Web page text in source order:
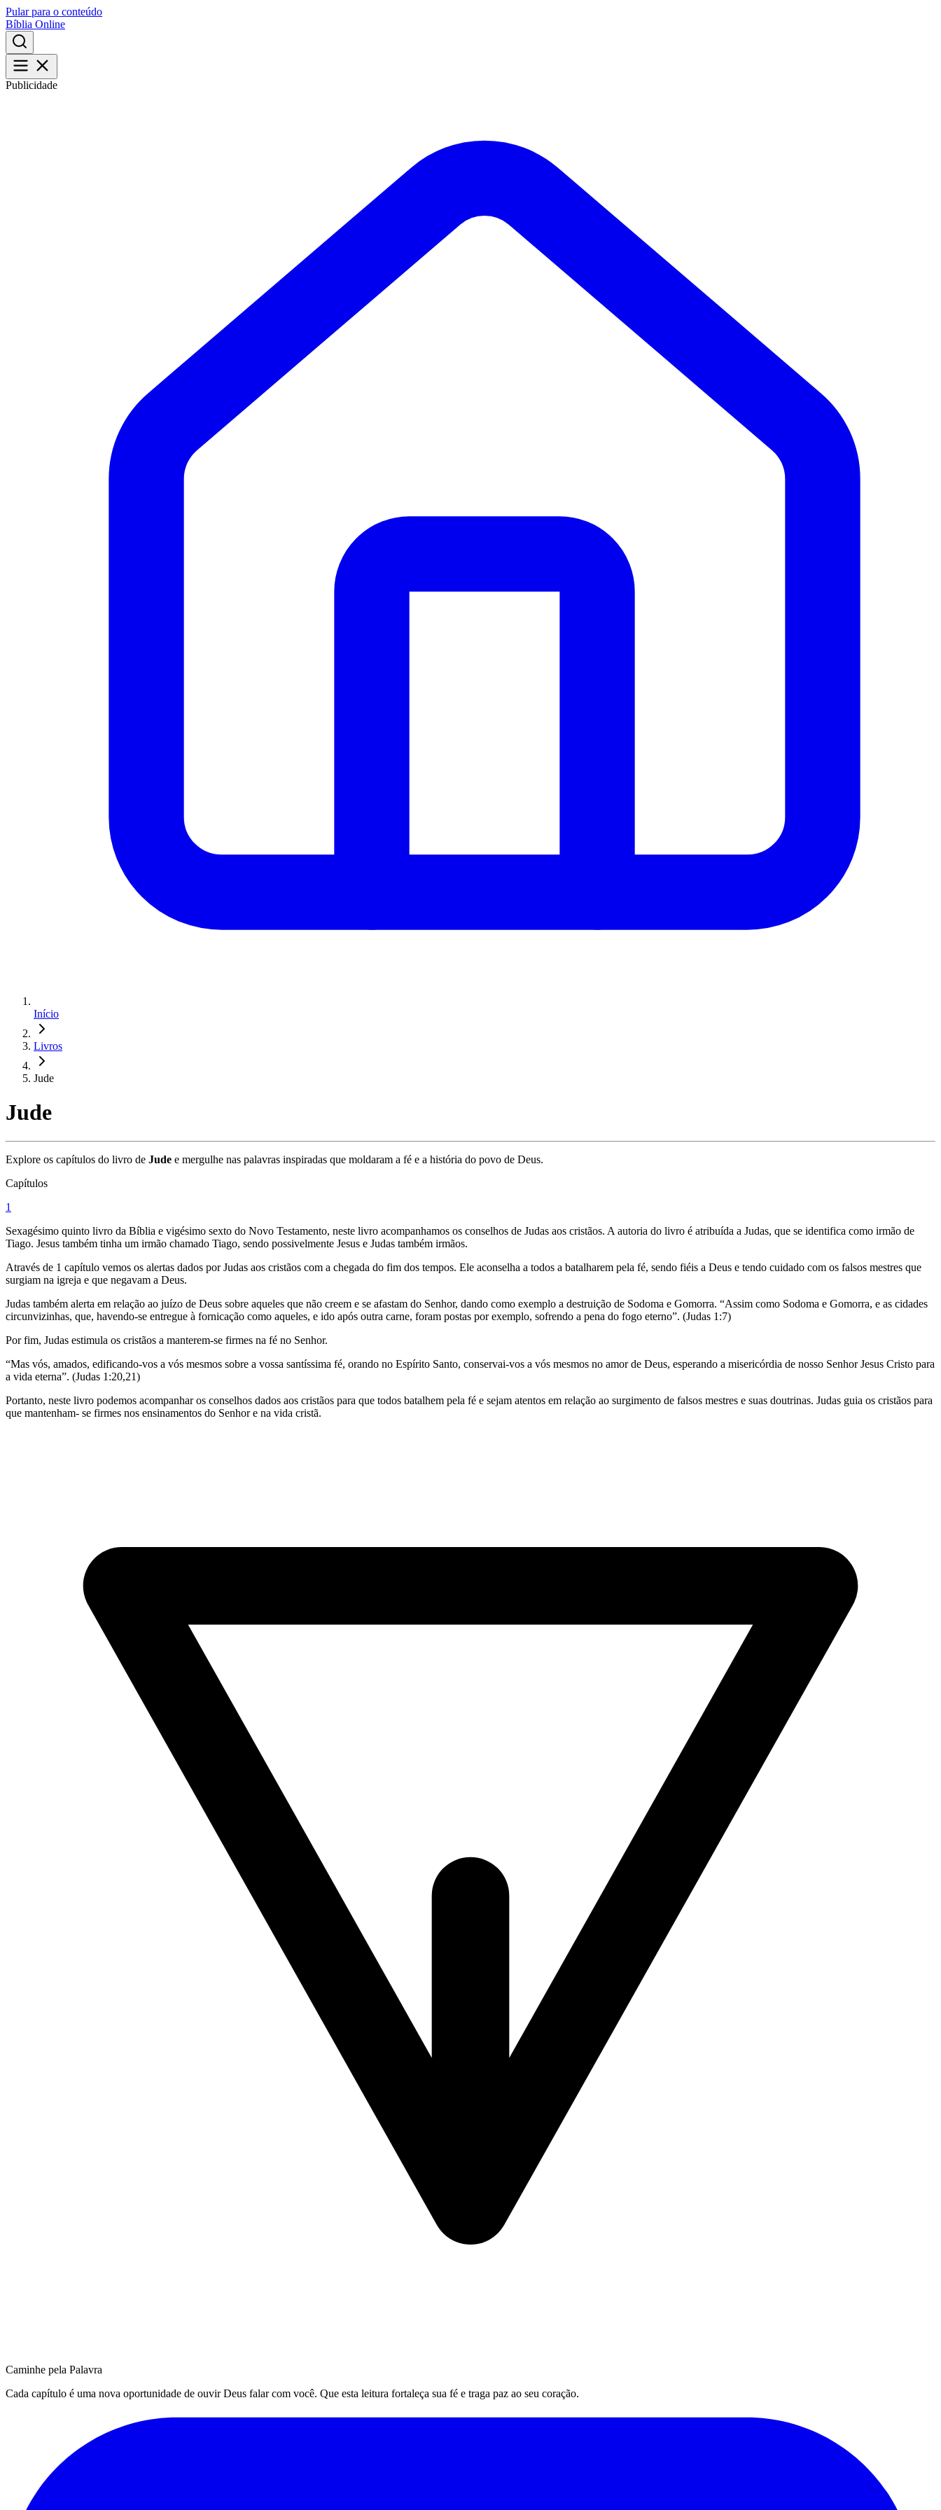
Pular para o conteúdo
Bíblia Online
Publicidade
Início
Livros
Jude
Jude
Explore os capítulos do livro de Jude e mergulhe nas palavras inspiradas que moldaram a fé e a história do povo de Deus.
Capítulos
1
Sexagésimo quinto livro da Bíblia e vigésimo sexto do Novo Testamento, neste livro acompanhamos os conselhos de Judas aos cristãos. A autoria do livro é atribuída a Judas, que se identifica como irmão de
Tiago. Jesus também tinha um irmão chamado Tiago, sendo possivelmente Jesus e Judas também irmãos.
Através de 1 capítulo vemos os alertas dados por Judas aos cristãos com a chegada do fim dos tempos. Ele aconselha a todos a batalharem pela fé, sendo fiéis a Deus e tendo cuidado com os falsos mestres que
surgiam na igreja e que negavam a Deus.
Judas também alerta em relação ao juízo de Deus sobre aqueles que não creem e se afastam do Senhor, dando como exemplo a destruição de Sodoma e Gomorra. “Assim como Sodoma e Gomorra, e as cidades
circunvizinhas, que, havendo-se entregue à fornicação como aqueles, e ido após outra carne, foram postas por exemplo, sofrendo a pena do fogo eterno”. (Judas 1:7)
Por fim, Judas estimula os cristãos a manterem-se firmes na fé no Senhor.
“Mas vós, amados, edificando-vos a vós mesmos sobre a vossa santíssima fé, orando no Espírito Santo, conservai-vos a vós mesmos no amor de Deus, esperando a misericórdia de nosso Senhor Jesus Cristo para
a vida eterna”. (Judas 1:20,21)
Portanto, neste livro podemos acompanhar os conselhos dados aos cristãos para que todos batalhem pela fé e sejam atentos em relação ao surgimento de falsos mestres e suas doutrinas. Judas guia os cristãos para
que mantenham- se firmes nos ensinamentos do Senhor e na vida cristã.
Caminhe pela Palavra
Cada capítulo é uma nova oportunidade de ouvir Deus falar com você. Que esta leitura fortaleça sua fé e traga paz ao seu coração.